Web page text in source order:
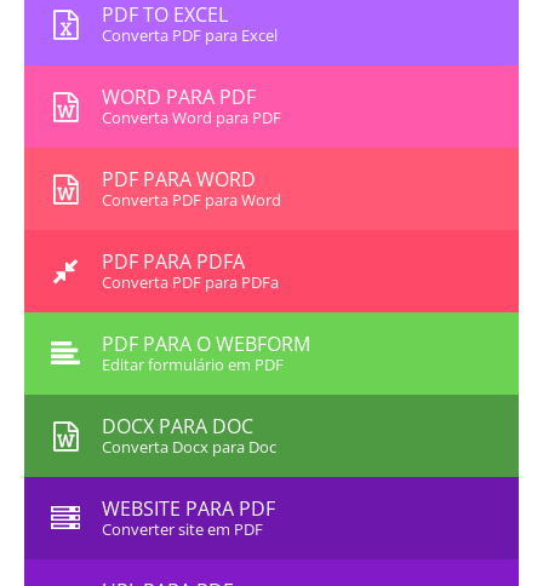
PDF TO EXCEL
Converta PDF para Excel
WORD PARA PDF
Converta Word para PDF
PDF PARA WORD
Converta PDF para Word
PDF PARA PDFA
Converta PDF para PDFa
PDF PARA O WEBFORM
Editar formulário em PDF
DOCX PARA DOC
Converta Docx para Doc
WEBSITE PARA PDF
Converter site em PDF